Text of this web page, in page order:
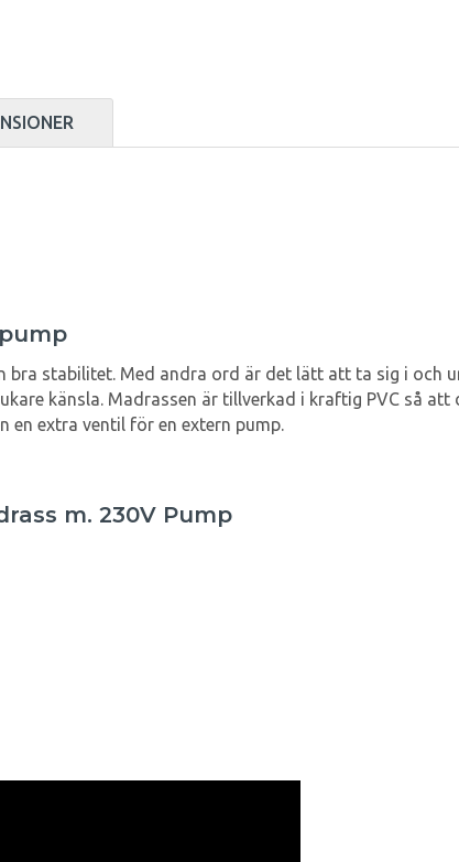
stabilitet. Med andra ord är det lätt att ta sig i och
känsla. Madrassen är tillverkad i kraftig PVC så
en extra ventil för en extern pump.
m. 230V Pump